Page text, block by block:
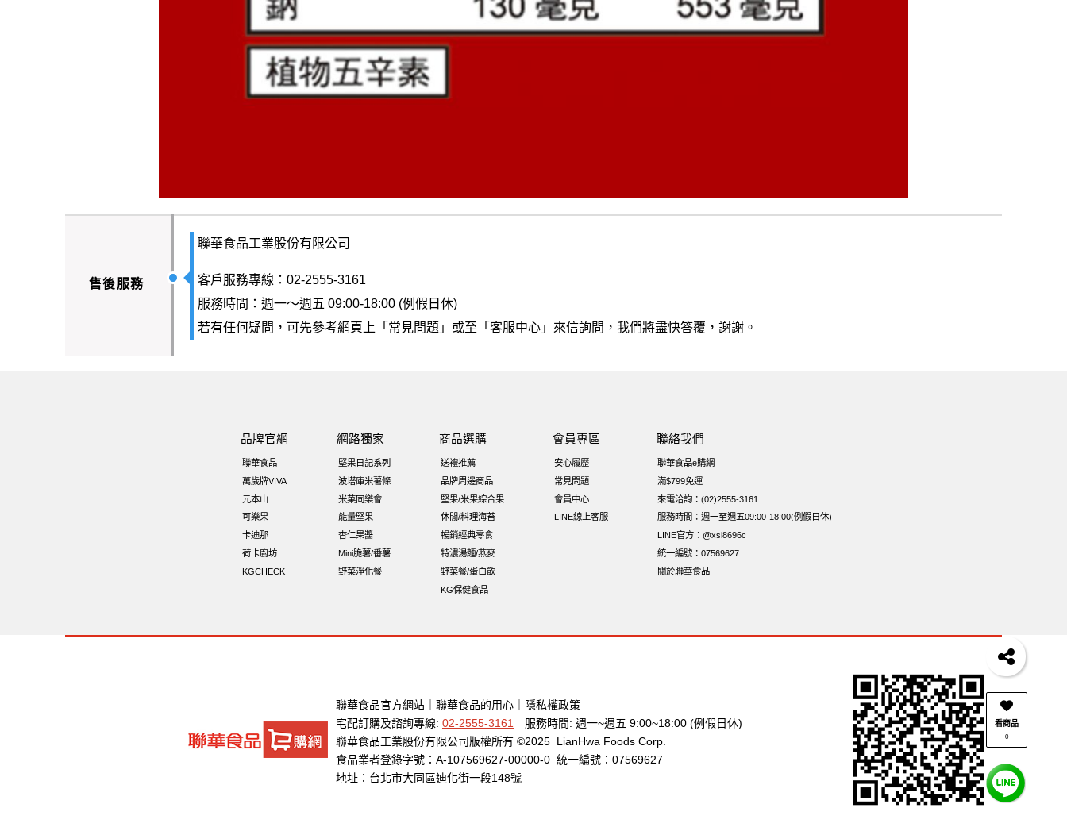
售後服務
聯華食品工業股份有限公司
客戶服務專線：02-2555-3161
服務時間：週一～週五 09:00-18:00 (例假日休)
若有任何疑問，可先參考網頁上
「常見問題」 或至 「客服中心」 來信詢問，我們將盡快答覆，謝謝。
品牌官網
聯華食品
萬歲牌VIVA
元本山
可樂果
卡迪那
荷卡廚坊
KGCHECK
網路獨家
堅果日記系列
波塔庫米薯條
米菓同樂會
能量堅果
杏仁果醬
Mini脆薯/番薯
野菜淨化餐
商品選購
送禮推薦
品牌周邊商品
堅果/米果綜合果
休閒/料理海苔
暢銷經典零食
特濃湯麵/燕麥
野菜餐/蛋白飲
KG保健食品
會員專區
安心履歷
常見問題
會員中心
LINE線上客服
聯絡我們
聯華食品e購網
滿$799免運
來電洽詢：(02)2555-3161
服務時間：週一至週五09:00-18:00(例假日休)
LINE官方：@xsi8696c
統一編號：07569627
關於聯華食品
聯華食品官方網站 聯華食品的用心
隱私權政策
宅配訂購及諮詢專線: 02-2555-3161 服務時間: 週一~週五 9:00~18:00 (例假日休)
聯華食品工業股份有限公司版權所有 ©2025 LianHwa Foods Corp.
食品業者登錄字號：A-107569627-00000-0 統一編號：07569627
地址：台北市大同區迪化街一段148號
看商品
0